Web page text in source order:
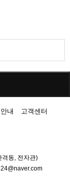
내 고객센터
동, 전자관)